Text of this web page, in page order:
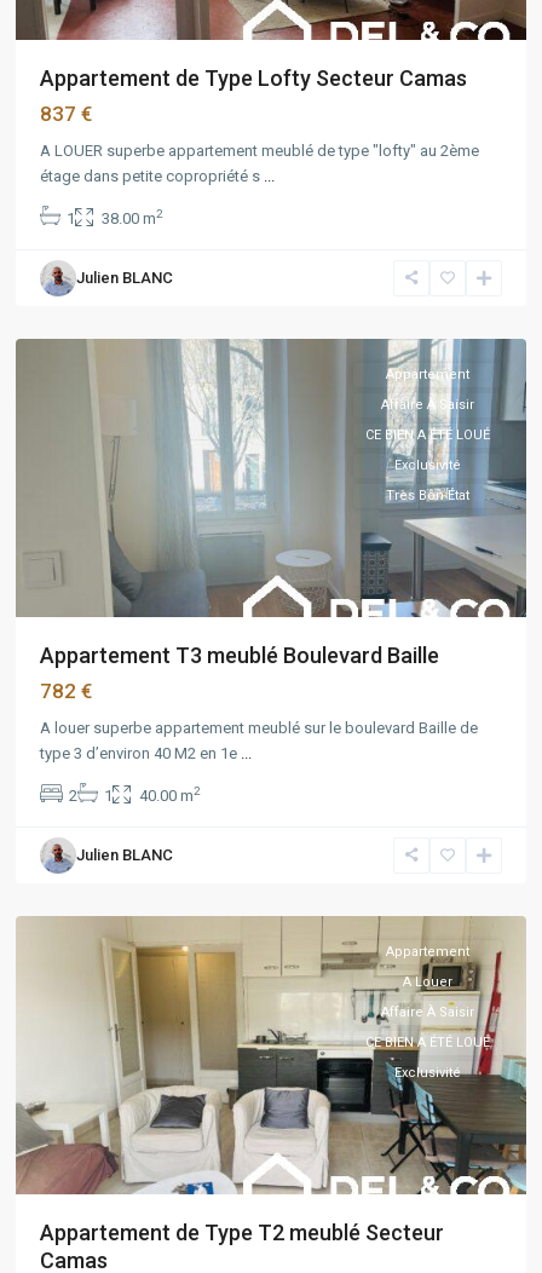
Appartement de Type Lofty Secteur Camas
837 €
A LOUER superbe appartement meublé de type "lofty" au 2ème
étage dans petite copropriété s ...
1 38.00 m2
Julien BLANC
PACA
Marseille
Appartement
Affaire À Saisir
CE BIEN A ÉTÉ LOUÉ
Exclusivité
Très Bon État
Appartement T3 meublé Boulevard Baille
782 €
A louer superbe appartement meublé sur le boulevard Baille de
type 3 d’environ 40 M2 en 1e ...
2 1 40.00 m2
Julien BLANC
Camas,
Appartement
A Louer
Affaire À Saisir
CE BIEN A ÉTÉ LOUÉ
Exclusivité
Appartement de Type T2 meublé Secteur
Camas